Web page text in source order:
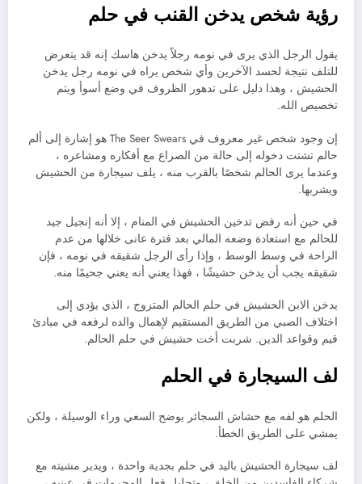
رؤية شخص يدخن القنب في حلم
يقول الرجل الذي يرى في نومه رجلاً يدخن هاسك إنه قد يتعرض
للتلف نتيجة لحسد الآخرين وأي شخص يراه في نومه رجل يدخن
الحشيش ، وهذا دليل على تدهور الظروف في وضع أسوأ ويتم
تخصيص الله.
إن وجود شخص غير معروف في The Seer Swears هو إشارة إلى ألم
حالم تشتت دخوله إلى حالة من الصراع مع أفكاره ومشاعره ،
وعندما يرى الحالم شخصًا بالقرب منه ، يلف سيجارة من الحشيش
ويشربها.
في حين أنه رفض تدخين الحشيش في المنام ، إلا أنه إنجيل جيد
للحالم مع استعادة وضعه المالي بعد فترة عانى خلالها من عدم
الراحة في وسط الوسط ، وإذا رأى الرجل شقيقه في نومه ، فإن
شقيقه يجب أن يدخن حشيشًا ، فهذا يعني أنه يعني جحيمًا منه.
يدخن الابن الحشيش في حلم الحالم المتزوج ، الذي يؤدي إلى
اختلاف الصبي من الطريق المستقيم لإهمال والده لرفعه في مبادئ
قيم وقواعد الدين. شربت أخت حشيش في حلم الحالم.
لف السيجارة في الحلم
الحلم هو لفه مع حشاش السجائر يوضح السعي وراء الوسيلة ، ولكن
يمشي على الطريق الخطأ.
لف سيجارة الحشيش باليد في حلم بجدية واحدة ، ويدير مشيته مع